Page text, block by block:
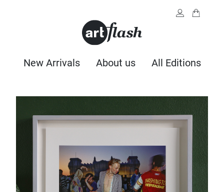
New Arrivals About us All Editions